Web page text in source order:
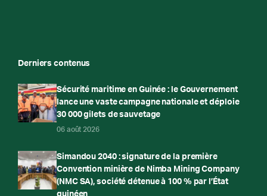
Derniers contenus
Sécurité maritime en Guinée : le Gouvernement
lance une vaste campagne nationale et déploie
30 000 gilets de sauvetage
06 août 2026
Simandou 2040 : signature de la première
Convention minière de Nimba Mining Company
(NMC SA), société détenue à 100 % par l’État